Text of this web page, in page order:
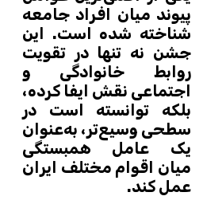
پیوند میان افراد جامعه
شناخته شده است. این
جشن نه تنها در تقویت
روابط خانوادگی و
اجتماعی نقش ایفا کرده،
بلکه توانسته است در
سطحی وسیع‌تر، به‌عنوان
یک عامل همبستگی
میان اقوام مختلف ایران
عمل کند.